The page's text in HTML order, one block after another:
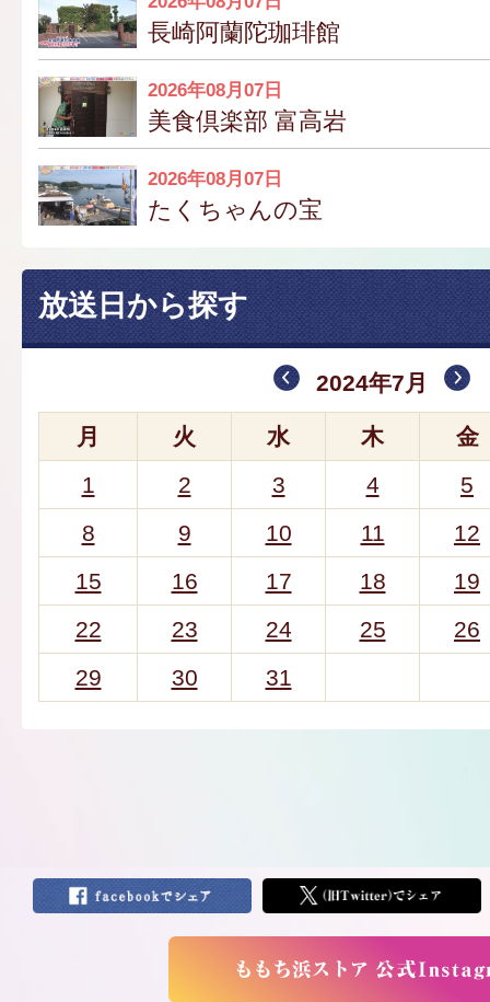
長崎阿蘭陀珈琲館
2026年08月07日
美食倶楽部 富高岩
2026年08月07日
たくちゃんの宝
放送日から探す
2024年7月
月 火 水 木
金
1
2 3 4
5
8
9 10 11
12
15
16 17 18
19
22
23 24 25
26
29
30 31